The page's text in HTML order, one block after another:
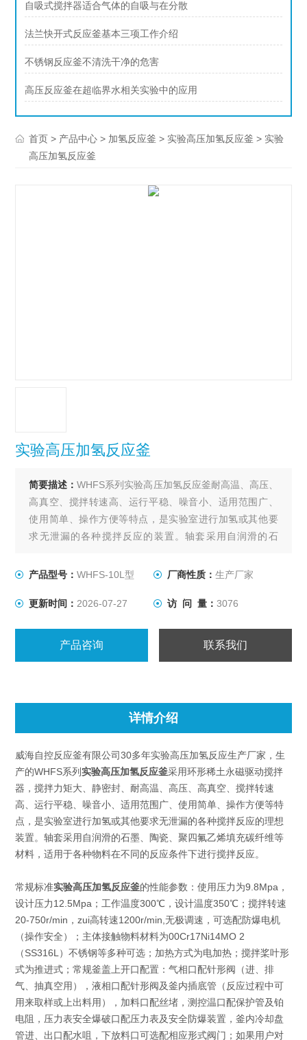
自吸式搅拌器适合气体的自吸与在分散
法兰快开式反应釜基本三项工作介绍
不锈钢反应釜不清洗干净的危害
高压反应釜在超临界水相关实验中的应用
首页 > 产品中心 > 加氢反应釜 > 实验高压加氢反应釜 > 实验
高压加氢反应釜
实验高压加氢反应釜
简要描述：WHFS系列实验高压加氢反应釜耐高温、高压、
高真空、搅拌转速高、运行平稳、噪音小、适用范围广、
使用简单、操作方便等特点，是实验室进行加氢或其他要
求无泄漏的各种搅拌反应的装置。轴套采用自润滑的石
料在不同的反应条件下进行搅拌。
产品型号：WHFS-10L型 厂商性质： 生产厂家
更新时间： 2026-07-27 访 问 量： 3076
产品咨询 联系我们
详情介绍
威海自控反应釜有限公司30多年实验高压加氢反应生产厂家，生
产的WHFS系列实验高压加氢反应釜采用环形稀土永磁驱动搅拌
器，搅拌力矩大、静密封、耐高温、高压、高真空、搅拌转速
高、运行平稳、噪音小、适用范围广、使用简单、操作方便等特
点，是实验室进行加氢或其他要求无泄漏的各种搅拌反应的理想
装置。轴套采用自润滑的石墨、陶瓷、聚四氟乙烯填充碳纤维等
材料，适用于各种物料在不同的反应条件下进行搅拌反应。
常规标准实验高压加氢反应釜的性能参数：使用压力为9.8Mpa，
设计压力12.5Mpa；工作温度300℃，设计温度350℃；搅拌转速
20-750r/min，zui高转速1200r/min,无极调速，可选配防爆电机
（操作安全）；主体接触物料材料为00Cr17Ni14MO 2
（SS316L）不锈钢等多种可选；加热方式为电加热；搅拌桨叶形
式为推进式；常规釜盖上开口配置：气相口配针形阀（进、排
气、抽真空用），液相口配针形阀及釜内插底管（反应过程中可
用来取样或上出料用），加料口配丝堵，测控温口配保护管及铂
电阻，压力表安全爆破口配压力表及安全防爆装置，釜内冷却盘
管进、出口配水咀，下放料口可选配相应形式阀门；如果用户对